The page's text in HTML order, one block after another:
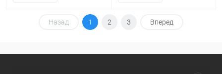
Назад 1 2 3 Вперед